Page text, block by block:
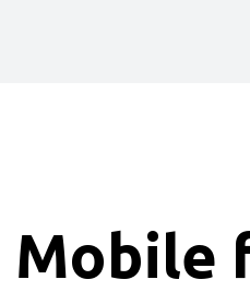
Mobile